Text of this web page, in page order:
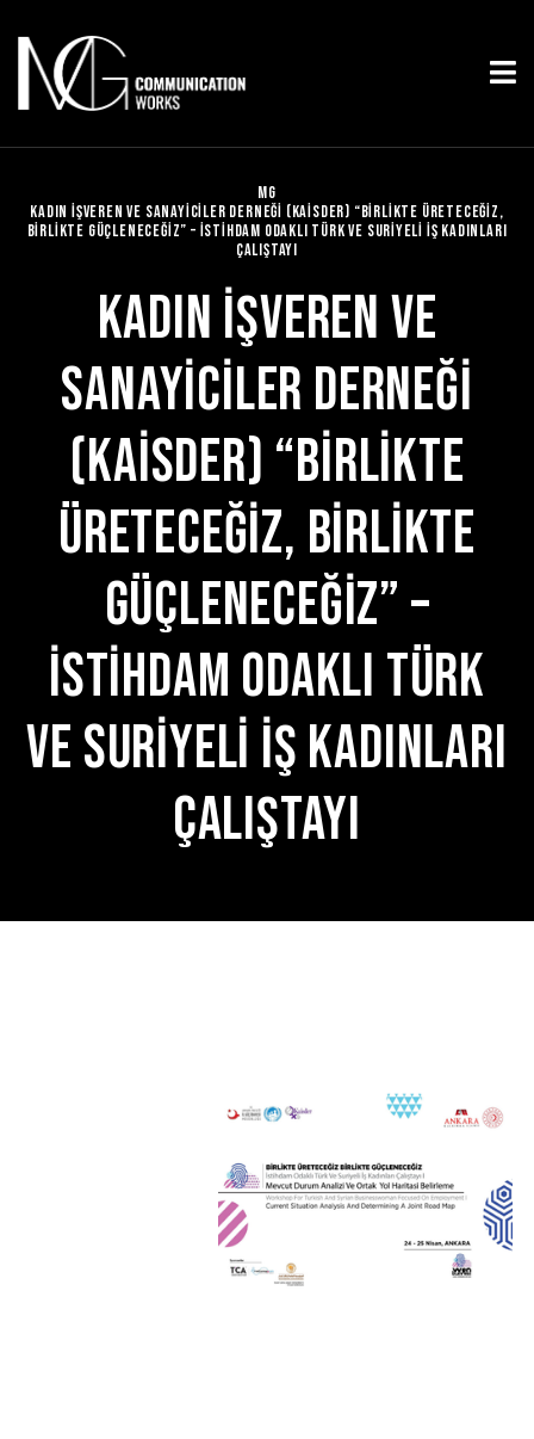
MG
KADIN İŞVEREN VE SANAYİCİLER DERNEĞİ (KAİSDER) “BİRLİKTE ÜRETECEĞİZ,
BİRLİKTE GÜÇLENECEĞİZ” – İSTİHDAM ODAKLI TÜRK VE SURİYELİ İŞ KADINLARI
ÇALIŞTAYI
KADIN İŞVEREN VE
SANAYİCİLER DERNEĞİ
(KAİSDER) “BİRLİKTE
ÜRETECEĞİZ, BİRLİKTE
GÜÇLENECEĞİZ” –
İSTİHDAM ODAKLI TÜRK
VE SURİYELİ İŞ KADINLARI
ÇALIŞTAYI